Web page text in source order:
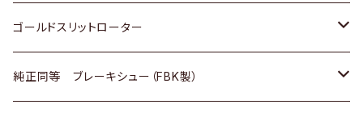
三菱ふそう
ＢＭＷ
三菱ふそう
その他
スバル
マツダ
三菱
三菱
ダイハツ
マツダ
日産
いすゞ
スズキ
日産
ホンダ
日産
トヨタ
ホンダ
ゴールドスリットローター
トヨタ
純正同等 ブレーキシュー（FBK製）